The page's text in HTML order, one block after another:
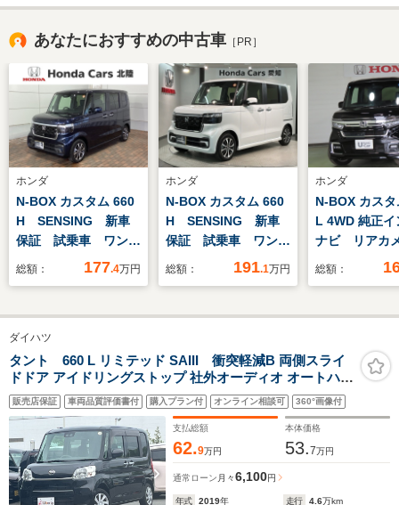
あなたにおすすめの中古車 ［PR］
ホンダ
N-BOX カスタム 660
H SENSING 新車
保証 試乗車 ワンオ
ーナー ナビVXM-
ラレコ シートヒータ
ー ETC LEDライ
ト VSA クルコン
スマートキー AAC
総額： 177.4万円
ホンダ
N-BOX カスタム 660
H SENSING 新車
保証 試乗車 ワン
オ-ナ- ナビLXU-
ディオ DVD シ-ト
イト VSA クルコ
ン アルミ AAC
総額： 191.1万円
ホンダ
N-BOX カス
L 4WD 純正イ
ナビ リアカ
ルセグ シー
VSA Pセン
総額：
ダイハツ
タント 660 L リミテッド SAIII 衝突軽減B 両側スライ
ドドア アイドリングストップ 社外オーディオ オートハイ
ビーム ヘッドライトレベライザー
販売店保証 車両品質評価書付 購入プラン付 オンライン相談可 360°画像付
支払総額
62.9万円
本体価格
53.7万円
通常ローン 月々6,100円
年式 2019年 走行 4.6万km